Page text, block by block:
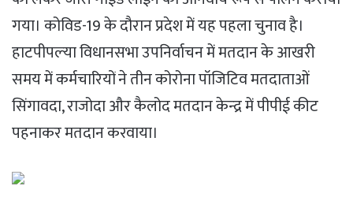
गया। कोविड-19 के दौरान प्रदेश में यह पहला चुनाव है।
हाटपीपल्‍या विधानसभा उपनिर्वाचन में मतदान के आख‍री
समय में कर्मचारियों ने तीन कोरोना पॉजिटिव मतदाताओं
सिंगावदा, राजोदा और कैलोद मतदान केन्‍द्र में पीपीई कीट
पहनाकर मतदान करवाया।